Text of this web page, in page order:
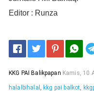
Editor : Runza
KKG PAI Balikpapan Kamis, 10
halalbihalal , kkg pai balkot,